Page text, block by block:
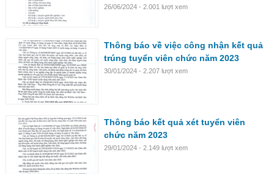
26/06/2024 - 2.001 lượt xem
Thông báo về việc công nhận kết quả
trúng tuyển viên chức năm 2023
30/01/2024 - 2.207 lượt xem
Thông báo kết quả xét tuyển viên
chức năm 2023
29/01/2024 - 2.149 lượt xem